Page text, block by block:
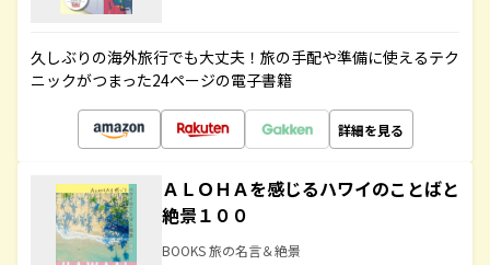
久しぶりの海外旅行でも大丈夫！旅の手配や準備に使えるテク
ニックがつまった24ページの電子書籍
詳細を見る
ＡＬＯＨＡを感じるハワイのことばと
絶景１００
BOOKS 旅の名言＆絶景